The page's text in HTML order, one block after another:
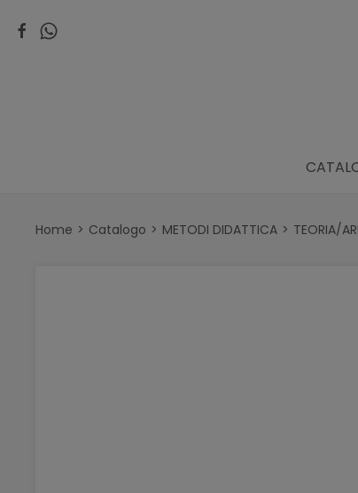
Home Catalogo METODI DIDATTICA TEORIA/